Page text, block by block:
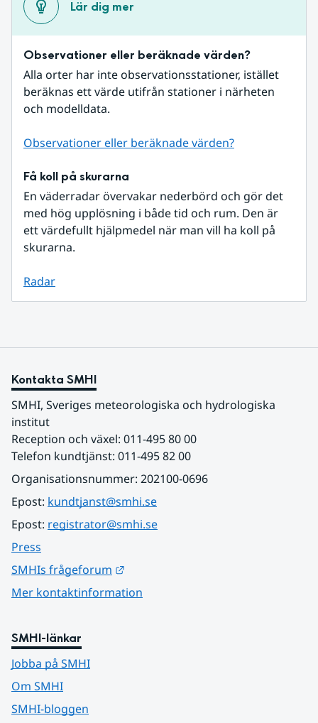
Lär dig mer
Observationer eller beräknade värden?
Alla orter har inte observationsstationer, istället
beräknas ett värde utifrån stationer i närheten
och modelldata.
Observationer eller beräknade värden?
Få koll på skurarna
En väderradar övervakar nederbörd och gör det
med hög upplösning i både tid och rum. Den är
ett värdefullt hjälpmedel när man vill ha koll på
skurarna.
Radar
Kontakta SMHI
SMHI, Sveriges meteorologiska och hydrologiska
institut
Reception och växel: 011-495 80 00
Telefon kundtjänst: 011-495 82 00
Organisationsnummer: 202100-0696
Epost: kundtjanst@smhi.se
Epost: registrator@smhi.se
Press
SMHIs frågeforum
Mer kontaktinformation
SMHI-länkar
Jobba på SMHI
Om SMHI
SMHI-bloggen